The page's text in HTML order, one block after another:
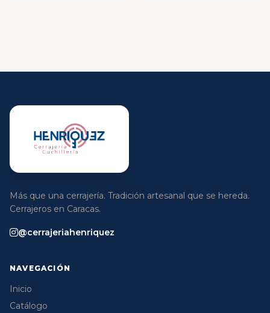
Más que una cerrajería. Tradición artesanal que se hereda.
Cerrajeros en Caracas.
@cerrajeriahenriquez
NAVEGACIÓN
Inicio
Catálogo